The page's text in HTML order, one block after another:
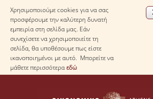
Χρησιμοποιούμε cookies για να σας
προσφέρουμε την καλύτερη δυνατή
εμπειρία στη σελίδα μας. Εάν
συνεχίσετε να χρησιμοποιείτε τη
σελίδα, θα υποθέσουμε πως είστε
ικανοποιημένοι με αυτό. Μπορείτε να
μάθετε περισσότεραεδώ